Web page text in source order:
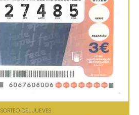
SORTEO DEL JUEVES